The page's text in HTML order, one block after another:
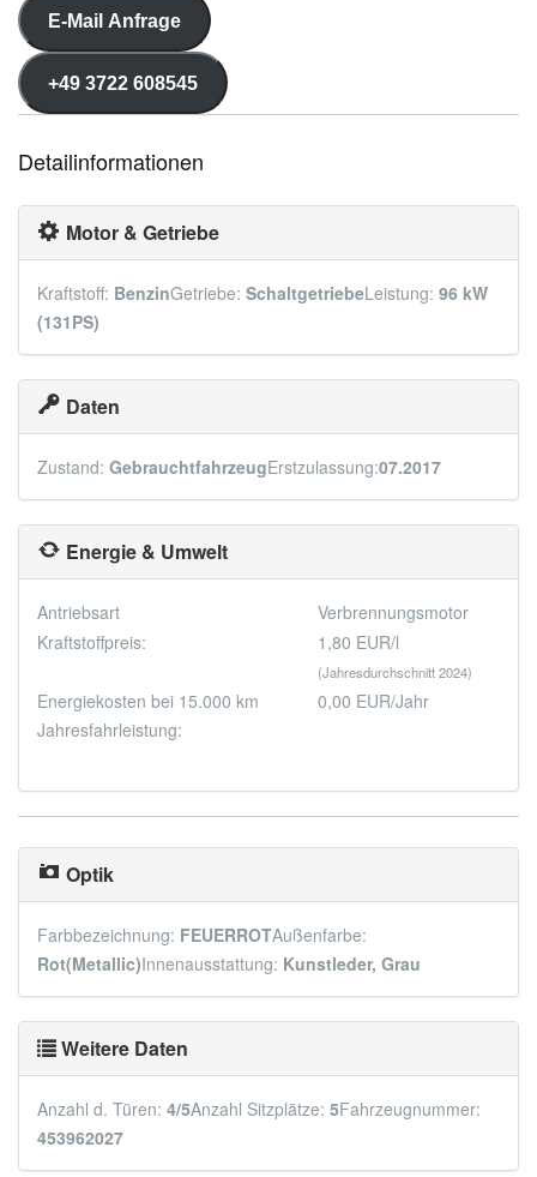
E-Mail Anfrage
+49 3722 608545
Detailinformationen
Motor & Getriebe
Kraftstoff: BenzinGetriebe: SchaltgetriebeLeistung: 96 kW
(131PS)
Daten
Zustand: GebrauchtfahrzeugErstzulassung:07.2017
Energie & Umwelt
Antriebsart
Verbrennungsmotor
Kraftstoffpreis:
1,80 EUR/l
(Jahresdurchschnitt 2024)
Energiekosten bei 15.000 km
Jahresfahrleistung:
0,00 EUR/Jahr
Optik
Farbbezeichnung: FEUERROTAußenfarbe:
Rot(Metallic)Innenausstattung: Kunstleder, Grau
Weitere Daten
Anzahl d. Türen: 4/5Anzahl Sitzplätze: 5Fahrzeugnummer:
453962027